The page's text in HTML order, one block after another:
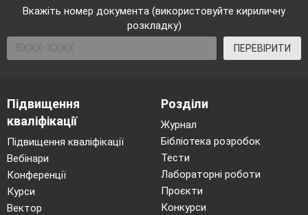
Вкажіть номер документа (використовуйте кириличну
розкладку)
ПЕРЕВІРИТИ
Підвищення
кваліфікації
Підвищення кваліфікації
Вебінари
Конференції
Курси
Вектор
Розділи
Журнал
Бібліотека розробок
Тести
Лабораторні роботи
Проєкти
Конкурси